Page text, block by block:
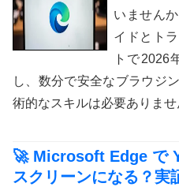
いません
イドとト
トで2026
し、数分で安全なブラウジ
術的なスキルは必要ありませ
🚀 Microsoft Edge で
スクリーンになる？実